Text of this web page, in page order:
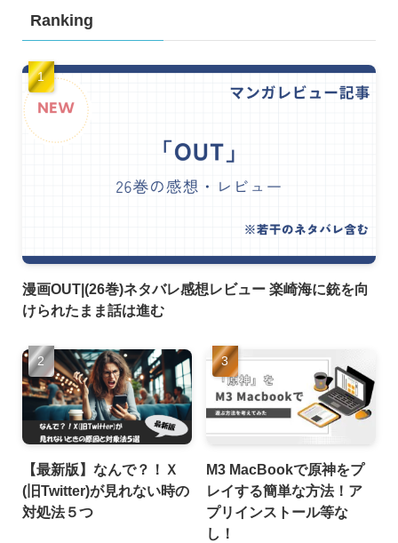
Ranking
漫画OUT|(26巻)ネタバレ感想レビュー 楽崎海に銃を向
けられたまま話は進む
【最新版】なんで？！Ｘ
(旧Twitter)が見れない時の
対処法５つ
M3 MacBookで原神をプ
レイする簡単な方法！ア
プリインストール等な
し！